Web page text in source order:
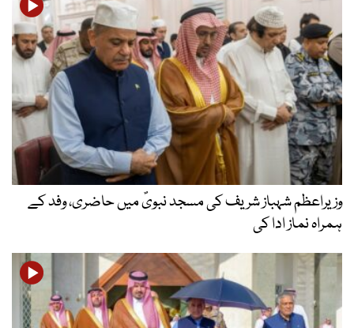
وزیراعظم شہباز شریف کی مسجد نبویؐ میں حاضری، وفد کے
ہمراہ نماز ادا کی